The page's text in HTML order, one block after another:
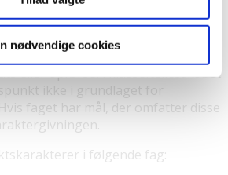
nødvendige cookies
og kun har været i Danmark i kort
mål for BBU-elever som for
eller opførsel i klassefællesskabet
ikke i grundlaget for
faget har mål, der omfatter disse
i følgende fag: